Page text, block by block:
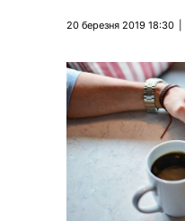
20 березня 2019 18:30